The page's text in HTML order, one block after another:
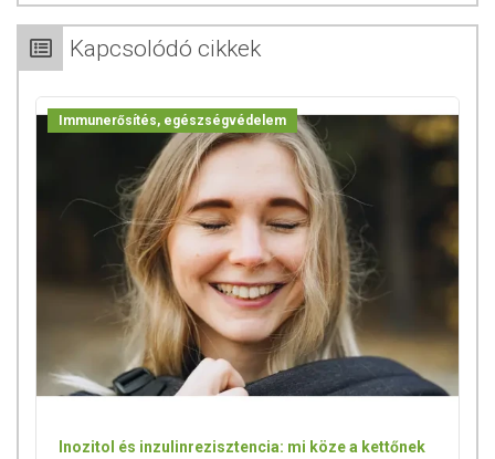
Az étrend-kiegészítők az érvényben levő európai uniós szabályozás
szerint élelmiszereknek minősülnek, amelyek a hagyományos étrend
kiegészítését szolgálják, és koncentrált formában tartalmaznak
tápanyagokat. Bár az étrend-kiegészítők kedvező élettani
hatással rendelkezhetnek, amely egyénenként eltérő lehet, jelölésük,
megjelenítésük, és reklámozásuk során nem engedélyezett a
készítményeknek betegséget megelőző vagy gyógyító
hatást tulajdonítani.
Kapcsolódó cikkek
Immunerősítés, egészségvédelem
Inozitol és inzulinrezisztencia: mi köze a kettőnek